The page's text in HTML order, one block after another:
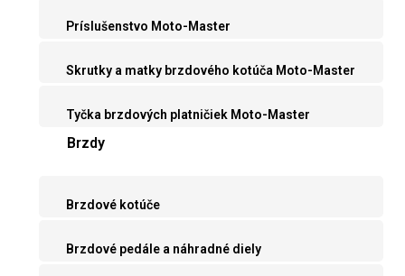
Príslušenstvo Moto-Master
Skrutky a matky brzdového kotúča Moto-Master
Tyčka brzdových platničiek Moto-Master
Brzdy
Brzdové kotúče
Brzdové pedále a náhradné diely